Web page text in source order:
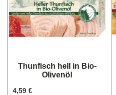
Thunfisch hell in Bio-
Olivenöl
4,59 €